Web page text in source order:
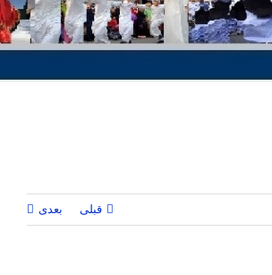
قبلی بعدی